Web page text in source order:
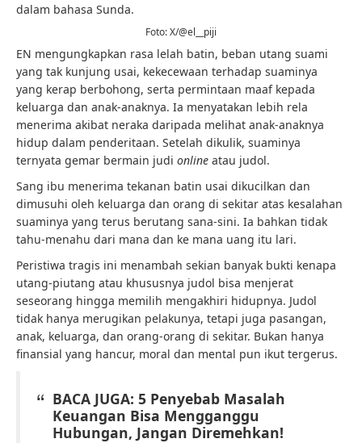
dalam bahasa Sunda.
Foto: X/@el__piji
EN mengungkapkan rasa lelah batin, beban utang suami
yang tak kunjung usai, kekecewaan terhadap suaminya
yang kerap berbohong, serta permintaan maaf kepada
keluarga dan anak-anaknya. Ia menyatakan lebih rela
menerima akibat neraka daripada melihat anak-anaknya
hidup dalam penderitaan. Setelah dikulik, suaminya
ternyata gemar bermain judi online atau judol.
Sang ibu menerima tekanan batin usai dikucilkan dan
dimusuhi oleh keluarga dan orang di sekitar atas kesalahan
suaminya yang terus berutang sana-sini. Ia bahkan tidak
tahu-menahu dari mana dan ke mana uang itu lari.
Peristiwa tragis ini menambah sekian banyak bukti kenapa
utang-piutang atau khususnya judol bisa menjerat
seseorang hingga memilih mengakhiri hidupnya. Judol
tidak hanya merugikan pelakunya, tetapi juga pasangan,
anak, keluarga, dan orang-orang di sekitar. Bukan hanya
finansial yang hancur, moral dan mental pun ikut tergerus.
BACA JUGA: 5 Penyebab Masalah
Keuangan Bisa Mengganggu
Hubungan, Jangan Diremehkan!